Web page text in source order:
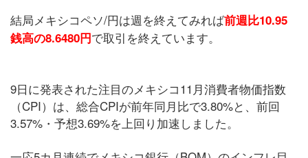
結局メキシコペソ/円は週を終えてみれば前週比10.95
銭高の8.6480円で取引を終えています。
9日に発表された注目のメキシコ11月消費者物価指数
（CPI）は、総合CPIが前年同月比で3.80%と、前回
3.57%・予想3.69%を上回り加速しました。